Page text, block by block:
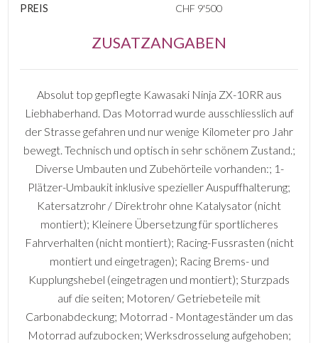
PREIS
CHF 9'500
ZUSATZANGABEN
Absolut top gepflegte Kawasaki Ninja ZX-10RR aus
Liebhaberhand. Das Motorrad wurde ausschliesslich auf
der Strasse gefahren und nur wenige Kilometer pro Jahr
bewegt. Technisch und optisch in sehr schönem Zustand.;
Diverse Umbauten und Zubehörteile vorhanden:; 1-
Plätzer-Umbaukit inklusive spezieller Auspuffhalterung;
Katersatzrohr / Direktrohr ohne Katalysator (nicht
montiert); Kleinere Übersetzung für sportlicheres
Fahrverhalten (nicht montiert); Racing-Fussrasten (nicht
montiert und eingetragen); Racing Brems- und
Kupplungshebel (eingetragen und montiert); Sturzpads
auf die seiten; Motoren/ Getriebeteile mit
Carbonabdeckung; Motorrad - Montageständer um das
Motorrad aufzubocken; Werksdrosselung aufgehoben;